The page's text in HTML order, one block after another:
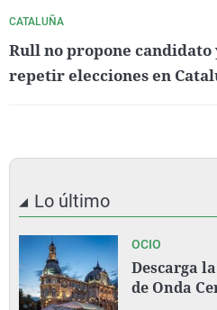
CATALUÑA
Rull no propone
repetir elecciones en
Lo último
OCIO
Descarga
de Onda